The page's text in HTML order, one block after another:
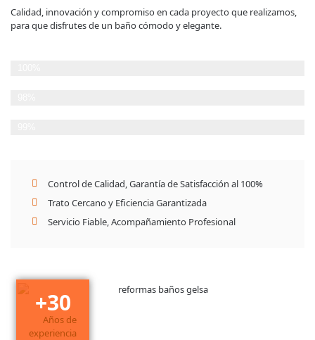
Calidad, innovación y compromiso en cada proyecto que realizamos,
para que disfrutes de un baño cómodo y elegante.
Control de Calidad, Garantía de Satisfacción al 100%
Trato Cercano y Eficiencia Garantizada
Servicio Fiable, Acompañamiento Profesional
+30
Años de
experiencia